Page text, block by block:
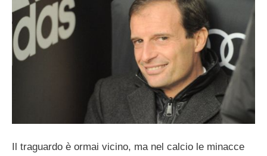
Il traguardo è ormai vicino, ma nel calcio le minacce